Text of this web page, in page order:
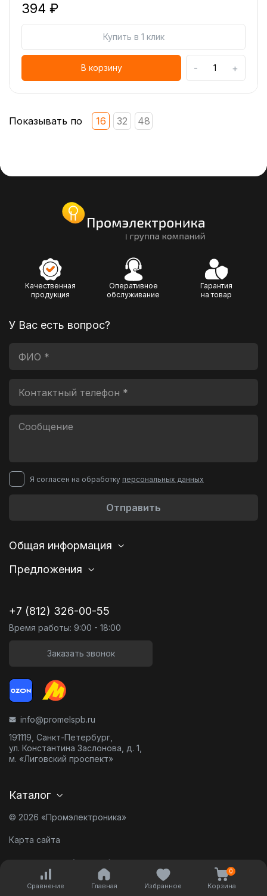
Сравнение Главная Избранное Корзина
0
394 ₽
Купить в 1 клик
В корзину - +
Показывать по 16 32 48
Качественная
продукция
Оперативное
обслуживание
Гарантия
на товар
У Вас есть вопрос?
Я согласен на обработку персональных данных
Отправить
Общая информация
Предложения
+7 (812) 326-00-55
Время работы: 9:00 - 18:00
Заказать звонок
info@promelspb.ru
191119, Санкт-Петербург,
ул. Константина Заслонова, д. 1,
м. «Лиговский проспект»
Каталог
© 2026 «Промэлектроника»
Карта сайта